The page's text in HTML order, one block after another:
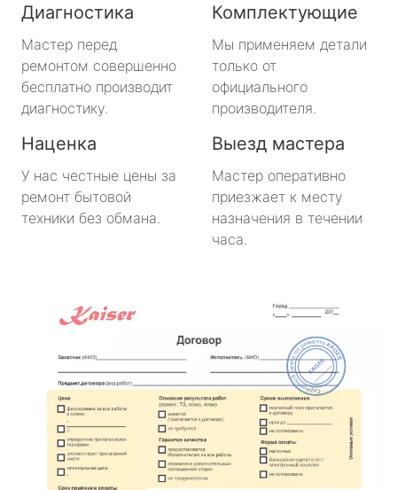
Диагностика
Мастер перед
ремонтом совершенно
бесплатно производит
диагностику.
Комплектующие
Мы применяем детали
только от
официального
производителя.
Наценка
У нас честные цены за
ремонт бытовой
техники без обмана.
Выезд мастера
Мастер оперативно
приезжает к месту
назначения в течении
часа.